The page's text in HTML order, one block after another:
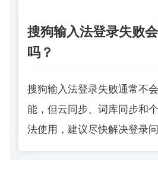
搜狗输入法登录失败
吗？
搜狗输入法登录失败通常不
能，但云同步、词库同步和
法使用，建议尽快解决登录问